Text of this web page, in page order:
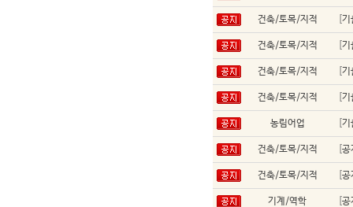
건축/토목/지적 기
건축/토목/지적 기
건축/토목/지적 기
건축/토목/지적 기
농림어업 기
건축/토목/지적 공
건축/토목/지적 공
기계/역학 공